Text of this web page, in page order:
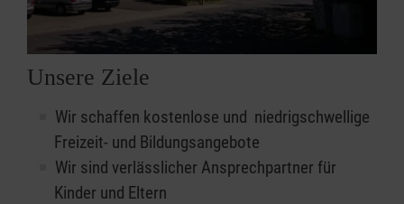
Unsere Ziele
Wir schaffen kostenlose und niedrigschwellige
Freizeit- und Bildungsangebote
Wir sind verlässlicher Ansprechpartner für
Kinder und Eltern